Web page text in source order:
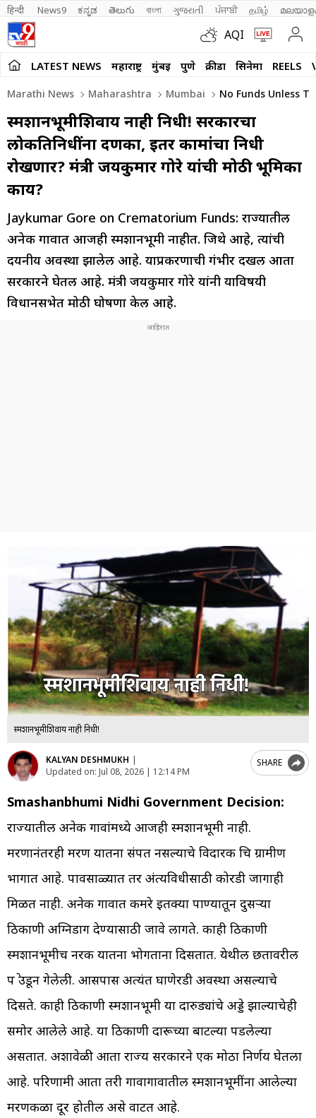
हिन्दी News9 ಕನ್ನಡ తెలుగు বাংলা ગુજરાતી ਪੰਜਾਬੀ தமிழ்
AQI
LATEST NEWS महाराष्ट्र मुंबई पुणे क्रीडा सिनेमा REELS
Marathi News Maharashtra Mumbai No Funds Unless
स्मशानभूमीशिवाय नाही निधी! सरकारचा
लोकप्रतिनिधींना दणका, इतर कामांचा निधी
रोखणार? मंत्री जयकुमार गोरे यांची मोठी भूमिका
काय?
Jaykumar Gore on Crematorium Funds: राज्यातील
अनेक गावात आजही स्मशानभूमी नाहीत. जिथे आहे, त्यांची
दयनीय अवस्था झालेली आहे. याप्रकरणाची गंभीर दखल आता
सरकारने घेतली आहे. मंत्री जयकुमार गोरे यांनी याविषयी
विधानसभेत मोठी घोषणा केली आहे.
स्मशानभूमीशिवाय नाही निधी!
KALYAN DESHMUKH |
Updated on: Jul 08, 2026 | 12:14 PM
SHARE
Smashanbhumi Nidhi Government Decision:
राज्यातील अनेक गावांमध्ये आजही स्मशानभूमी नाही.
मरणानंतरही मरण यातना संपत नसल्याचे विदारक चित्र ग्रामीण
भागात आहे. पावसाळ्यात तर अंत्यविधीसाठी कोरडी जागाही
मिळत नाही. अनेक गावात कमरे इतक्या पाण्यातून दुसर्‍या
ठिकाणी अग्निडाग देण्यासाठी जावे लागते. काही ठिकाणी
स्मशानभूमीच नरक यातना भोगताना दिसतात. येथील छतावरील
पत्रे उडून गेलेली. आसपास अत्यंत घाणेरडी अवस्था असल्याचे
दिसते. काही ठिकाणी स्मशानभूमी या दारुड्यांचे अड्डे झाल्याचेही
समोर आलेले आहे. या ठिकाणी दारूच्या बाटल्या पडलेल्या
असतात. अशावेळी आता राज्य सरकारने एक मोठा निर्णय घेतला
आहे. परिणामी आता तरी गावागावातील स्मशानभूमींना आलेल्या
मरणकळा दूर होतील असे वाटत आहे.